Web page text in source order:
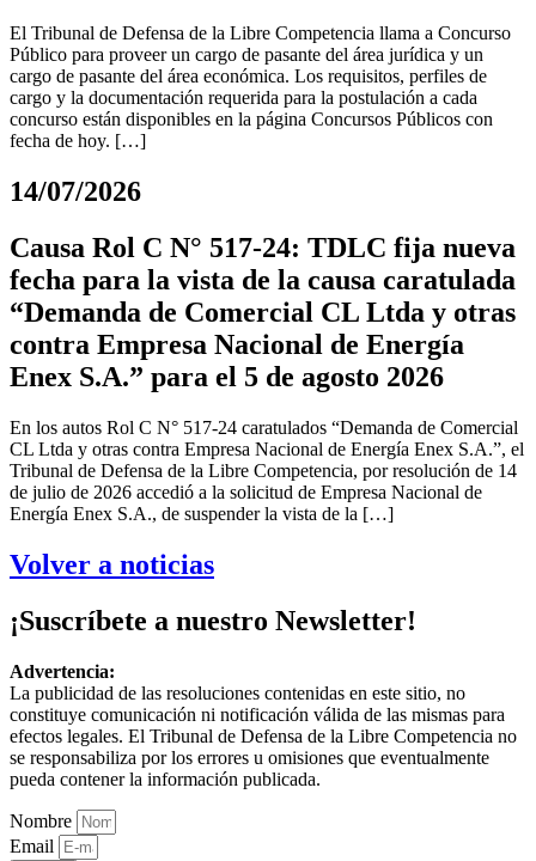
El Tribunal de Defensa de la Libre Competencia llama a Concurso
Público para proveer un cargo de pasante del área jurídica y un
cargo de pasante del área económica. Los requisitos, perfiles de
cargo y la documentación requerida para la postulación a cada
concurso están disponibles en la página Concursos Públicos con
fecha de hoy. […]
14/07/2026
Causa Rol C N° 517-24: TDLC fija nueva
fecha para la vista de la causa caratulada
“Demanda de Comercial CL Ltda y otras
contra Empresa Nacional de Energía
Enex S.A.” para el 5 de agosto 2026
En los autos Rol C N° 517-24 caratulados “Demanda de Comercial
CL Ltda y otras contra Empresa Nacional de Energía Enex S.A.”, el
Tribunal de Defensa de la Libre Competencia, por resolución de 14
de julio de 2026 accedió a la solicitud de Empresa Nacional de
Energía Enex S.A., de suspender la vista de la […]
Volver a noticias
¡Suscríbete a nuestro Newsletter!
Advertencia:
La publicidad de las resoluciones contenidas en este sitio, no
constituye comunicación ni notificación válida de las mismas para
efectos legales. El Tribunal de Defensa de la Libre Competencia no
se responsabiliza por los errores u omisiones que eventualmente
pueda contener la información publicada.
Nombre
Email